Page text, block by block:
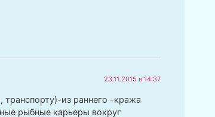
23.11.2015 в 14:37
транспорту)-из раннего -кража
рыбные карьеры вокруг